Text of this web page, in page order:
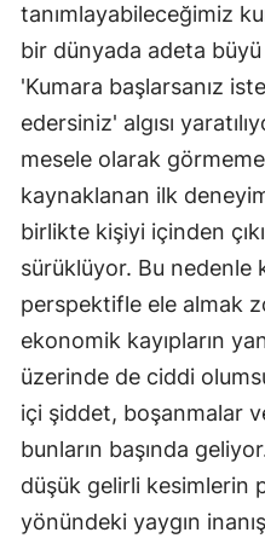
tanımlayabileceğimiz
bir dünyada adeta
'Kumara başlarsanız
edersiniz' algısı
mesele olarak
kaynaklanan ilk
birlikte kişiyi içinden
sürüklüyor. Bu nedenle
perspektifle ele almak
ekonomik kayıpların
üzerinde de ciddi
içi şiddet, boşanmalar
bunların başında
düşük gelirli kesimlerin
yönündeki yaygın